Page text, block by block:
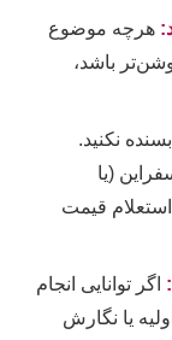
هرچه موضوع
باشد،
نکنید.
اسفراین (یا
قیمت
اگر توانایی انجام
یا نگارش